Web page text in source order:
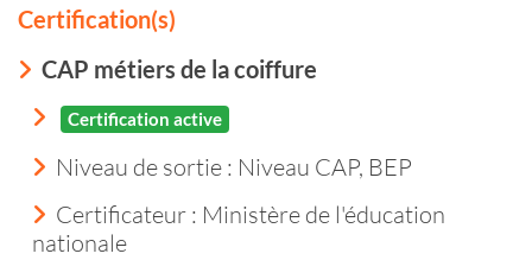
Certification(s)
CAP métiers de la coiffure
Certification active
Niveau de sortie : Niveau CAP, BEP
Certificateur : Ministère de l'éducation
nationale